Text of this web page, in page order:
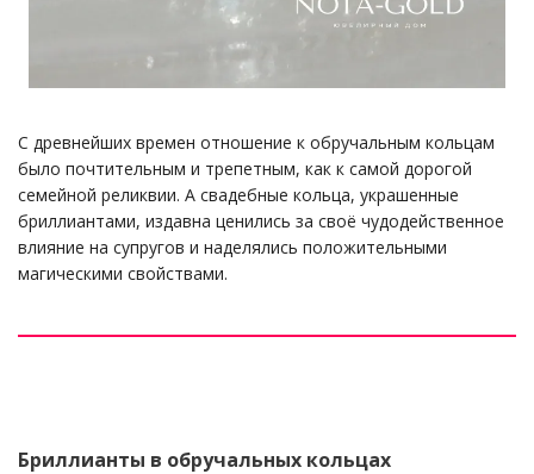
С древнейших времен отношение к обручальным кольцам
было почтительным и трепетным, как к самой дорогой
семейной реликвии. А свадебные кольца, украшенные
бриллиантами, издавна ценились за своё чудодейственное
влияние на супругов и наделялись положительными
магическими свойствами.
Бриллианты в обручальных кольцах